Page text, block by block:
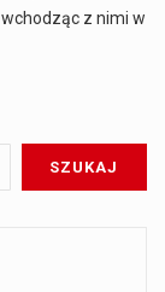
z nimi w